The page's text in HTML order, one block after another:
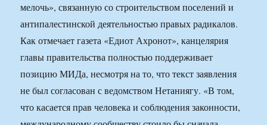
мелочь», связанную со строительством поселений и
антипалестинской деятельностью правых радикалов.
Как отмечает газета «Едиот Ахронот», канцелярия
главы правительства полностью поддерживает
позицию МИДа, несмотря на то, что текст заявления
не был согласован с ведомством Нетаниягу. «В том,
что касается прав человека и соблюдения законности,